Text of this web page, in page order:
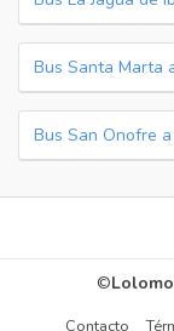
Bus Santa Marta
Bus San Onofre
©
Contacto